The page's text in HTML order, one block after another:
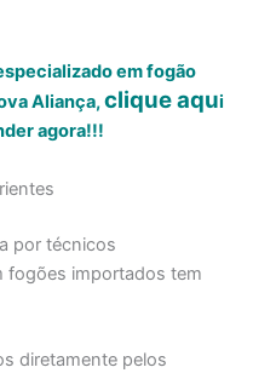
em fogão
Aliança,clique aqui
agora!!!
por técnicos
fogões importados tem
diretamente pelos